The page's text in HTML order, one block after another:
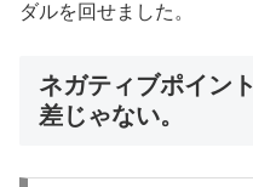
ダルを回せました。
ネガティブポイン
差じゃない。